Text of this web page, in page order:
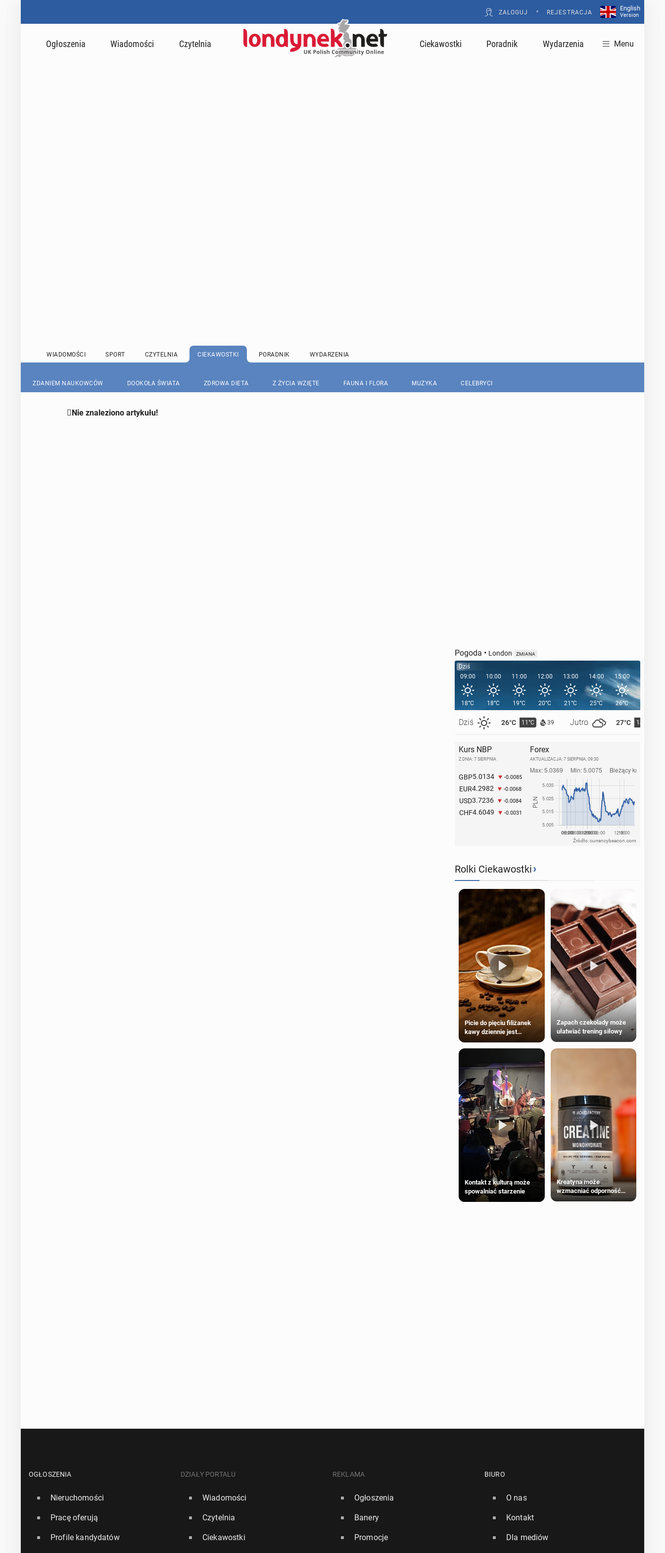
ZALOGUJ • REJESTRACJA
English
Version
Ogłoszenia Wiadomości Czytelnia Ciekawostki Poradnik Wydarzenia Menu
WIADOMOŚCI SPORT CZYTELNIA CIEKAWOSTKI PORADNIK WYDARZENIA
ZDANIEM NAUKOWCÓW DOOKOŁA ŚWIATA ZDROWA DIETA Z ŻYCIA WZIĘTE FAUNA I FLORA MUZYKA CELEBRYCI
Nie znaleziono artykułu!
Pogoda • London ZMIANA
Dziś
09:00
18°C
Dziś 26°C 11°C 39 Jutro 27°C 14°C
10:00
18°C
11:00
19°C
12:00
20°C
13:00
21°C
14:00
25°C
15:00
26°C
16:00
Kurs NBP
Z DNIA: 7 SIERPNIA
GBP5.0134 -0.0085
EUR4.2982 -0.0068
USD3.7236 -0.0084
CHF4.6049 -0.0031
Forex
AKTUALIZACJA: 7 SIERPNIA, 09:30
Źródło: currencybeacon.com
Rolki Ciekawostki›
Picie do pięciu filiżanek
kawy dziennie jest
większości dorosłych
Zapach czekolady może
ułatwiać trening siłowy
Kontakt z kulturą może
spowalniać starzenie
Kreatyna może
wzmacniać odporność
przeciw nowotworom
OGŁOSZENIA
Nieruchomości
Pracę oferują
Profile kandydatów
DZIAŁY PORTALU
Wiadomości
Czytelnia
Ciekawostki
REKLAMA
Ogłoszenia
Banery
Promocje
BIURO
O nas
Kontakt
Dla mediów